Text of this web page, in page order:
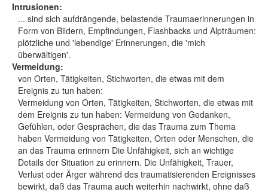
Intrusionen:
... sind sich aufdrängende, belastende Traumaerinnerungen in
Form von Bildern, Empfindungen, Flashbacks und Alpträumen:
plötzliche und 'lebendige' Erinnerungen, die 'mich
überwältigen'.
Vermeidung:
von Orten, Tätigkeiten, Stichworten, die etwas mit dem
Ereignis zu tun haben:
Vermeidung von Orten, Tätigkeiten, Stichworten, die etwas mit
dem Ereignis zu tun haben: Vermeidung von Gedanken,
Gefühlen, oder Gesprächen, die das Trauma zum Thema
haben Vermeidung von Tätigkeiten, Orten oder Menschen, die
an das Trauma erinnern Die Unfähigkeit, sich an wichtige
Details der Situation zu erinnern. Die Unfähigkeit, Trauer,
Verlust oder Ärger während des traumatisierenden Ereignisses
bewirkt, daß das Trauma auch weiterhin nachwirkt, ohne daß